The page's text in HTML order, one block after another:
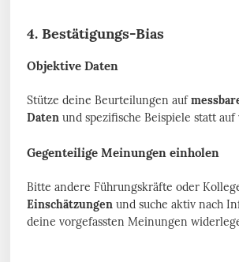
4. Bestätigungs-Bias
Objektive Daten
Stütze deine Beurteilungen auf
Daten und spezifische Beispiele statt
Gegenteilige Meinungen einholen
Bitte andere Führungskräfte oder
Einschätzungen und suche aktiv nach
deine vorgefassten Meinungen